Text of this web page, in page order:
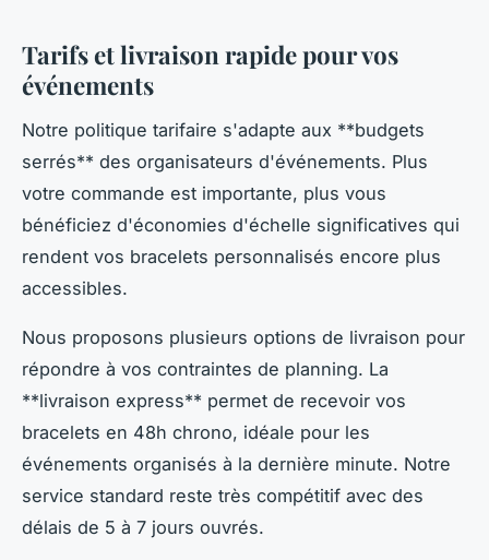
Tarifs et livraison rapide pour vos
événements
Notre politique tarifaire s'adapte aux **budgets
serrés** des organisateurs d'événements. Plus
votre commande est importante, plus vous
bénéficiez d'économies d'échelle significatives qui
rendent vos bracelets personnalisés encore plus
accessibles.
Nous proposons plusieurs options de livraison pour
répondre à vos contraintes de planning. La
**livraison express** permet de recevoir vos
bracelets en 48h chrono, idéale pour les
événements organisés à la dernière minute. Notre
service standard reste très compétitif avec des
délais de 5 à 7 jours ouvrés.